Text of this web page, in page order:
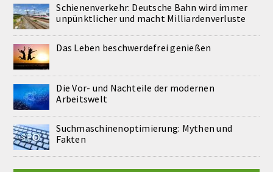
Schienenverkehr: Deutsche Bahn wird immer
unpünktlicher und macht Milliardenverluste
Das Leben beschwerdefrei genießen
Die Vor- und Nachteile der modernen
Arbeitswelt
Suchmaschinenoptimierung: Mythen und
Fakten